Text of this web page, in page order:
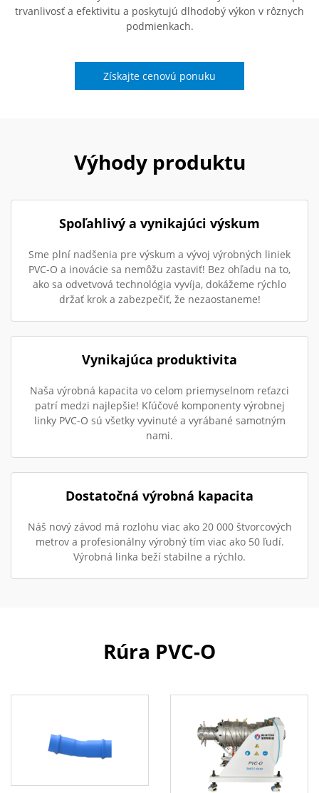
trvanlivosť a efektivitu a poskytujú dlhodobý výkon v rôznych
podmienkach.
Získajte cenovú ponuku
Výhody produktu
Spoľahlivý a vynikajúci výskum
Sme plní nadšenia pre výskum a vývoj výrobných liniek
PVC-O a inovácie sa nemôžu zastaviť! Bez ohľadu na to,
ako sa odvetvová technológia vyvíja, dokážeme rýchlo
držať krok a zabezpečiť, že nezaostaneme!
Vynikajúca produktivita
Naša výrobná kapacita vo celom priemyselnom reťazci
patrí medzi najlepšie! Kľúčové komponenty výrobnej
linky PVC-O sú všetky vyvinuté a vyrábané samotným
nami.
Dostatočná výrobná kapacita
Náš nový závod má rozlohu viac ako 20 000 štvorcových
metrov a profesionálny výrobný tím viac ako 50 ľudí.
Výrobná linka beží stabilne a rýchlo.
Rúra PVC-O